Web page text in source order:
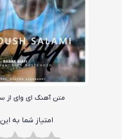
متن آهنگ ای وای از
امتیاز شما به